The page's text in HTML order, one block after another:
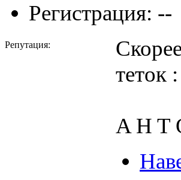
Регистрация: --
Репутация:
теток :
A H T